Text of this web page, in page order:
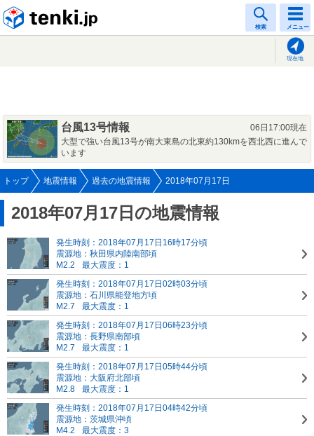
検索 メニュー
現在地
台風13号情報
06日17:00現在
大型で強い台風13号が南大東島の北東約130kmを西北西に進んで
います
トップ 地震情報 過去の地震情報 2018年07月17日
2018年07月17日の地震情報
発生時刻：2018年07月17日16時17分頃
震源地：秋田県内陸南部頃
M2.2
最大震度：1
発生時刻：2018年07月17日02時03分頃
震源地：石川県能登地方頃
M2.7
最大震度：1
発生時刻：2018年07月17日06時23分頃
震源地：長野県南部頃
M2.7
最大震度：1
発生時刻：2018年07月17日05時44分頃
震源地：大阪府北部頃
M2.8
最大震度：1
発生時刻：2018年07月17日04時42分頃
震源地：茨城県沖頃
M4.2
最大震度：3